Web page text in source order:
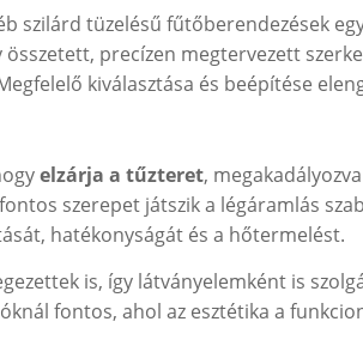
szilárd tüzelésű fűtőberendezések
precízen megtervezett
kiválasztása és beépítése
elzárja a tűzteret,
szerepet játszik a légáramlás
hatékonyságát és a hőtermelést.
is, így látványelemként is
fontos, ahol az esztétika a